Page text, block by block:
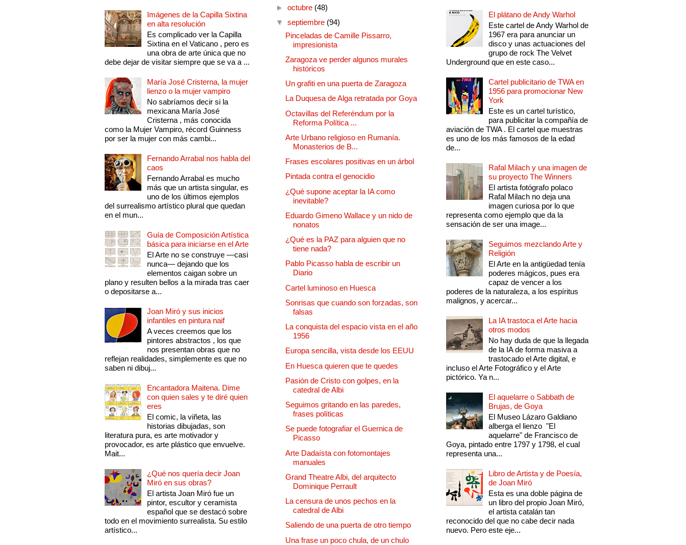
Imágenes de la Capilla Sixtina
en alta resolución
Es complicado ver la Capilla
Sixtina en el Vaticano , pero es
una obra de arte única que no
debe dejar de visitar siempre que se va a ...
María José Cristerna, la mujer
lienzo o la mujer vampiro
No sabríamos decir si la
mexicana María José
Cristerna , más conocida
como la Mujer Vampiro, récord Guinness
por ser la mujer con más cambi...
Fernando Arrabal nos habla del
caos
Fernando Arrabal es mucho
más que un artista singular, es
uno de los últimos ejemplos
del surrealismo artístico plural que quedan
en el mun...
Guía de Composición Artística
básica para iniciarse en el Arte
El Arte no se construye —casi
nunca— dejando que los
elementos caigan sobre un
plano y resulten bellos a la mirada tras caer
o depositarse a...
Joan Miró y sus inicios
infantiles en pintura naif
A veces creemos que los
pintores abstractos , los que
nos presentan obras que no
reflejan realidades, simplemente es que no
saben ni dibuj...
Encantadora Maitena. Dime
con quien sales y te diré quien
eres
El comic, la viñeta, las
historias dibujadas, son
literatura pura, es arte motivador y
provocador, es arte plástico que envuelve.
Mait...
¿Qué nos quería decir Joan
Miró en sus obras?
El artista Joan Miró fue un
pintor, escultor y ceramista
español que se destacó sobre
todo en el movimiento surrealista. Su estilo
artístico...
► octubre (48)
▼ septiembre (94)
Pinceladas de Camille Pissarro,
impresionista
Zaragoza ve perder algunos murales
históricos
Un grafiti en una puerta de Zaragoza
La Duquesa de Alga retratada por Goya
Octavillas del Referéndum por la
Reforma Política ...
Arte Urbano religioso en Rumanía.
Monasterios de B...
Frases escolares positivas en un árbol
Pintada contra el genocidio
¿Qué supone aceptar la IA como
inevitable?
Eduardo Gimeno Wallace y un nido de
nonatos
¿Qué es la PAZ para alguien que no
tiene nada?
Pablo Picasso habla de escribir un
Diario
Cartel luminoso en Huesca
Sonrisas que cuando son forzadas, son
falsas
La conquista del espacio vista en el año
1956
Europa sencilla, vista desde los EEUU
En Huesca quieren que te quedes
Pasión de Cristo con golpes, en la
catedral de Albi
Seguimos gritando en las paredes,
frases políticas
Se puede fotografiar el Guernica de
Picasso
Arte Dadaísta con fotomontajes
manuales
Grand Theatre Albi, del arquitecto
Dominique Perrault
La censura de unos pechos en la
catedral de Albi
Saliendo de una puerta de otro tiempo
Una frase un poco chula, de un chulo
El plátano de Andy Warhol
Este cartel de Andy Warhol de
1967 era para anunciar un
disco y unas actuaciones del
grupo de rock The Velvet
Underground que en este caso...
Cartel publicitario de TWA en
1956 para promocionar New
York
Este es un cartel turístico,
para publicitar la compañía de
aviación de TWA . El cartel que muestras
es uno de los más famosos de la edad
de...
Rafal Milach y una imagen de
su proyecto The Winners
El artista fotógrafo polaco
Rafal Milach no deja una
imagen curiosa por lo que
representa como ejemplo que da la
sensación de ser una image...
Seguimos mezclando Arte y
Religión
El Arte en la antigüedad tenía
poderes mágicos, pues era
capaz de vencer a los
poderes de la naturaleza, a los espíritus
malignos, y acercar...
La IA trastoca el Arte hacia
otros modos
No hay duda de que la llegada
de la IA de forma masiva a
trastocado el Arte digital, e
incluso el Arte Fotográfico y el Arte
pictórico. Ya n...
El aquelarre o Sabbath de
Brujas, de Goya
El Museo Lázaro Galdiano
alberga el lienzo "El
aquelarre" de Francisco de
Goya, pintado entre 1797 y 1798, el cual
representa una...
Libro de Artista y de Poesía,
de Joan Miró
Esta es una doble página de
un libro del propio Joan Miró,
el artista catalán tan
reconocido del que no cabe decir nada
nuevo. Pero este eje...